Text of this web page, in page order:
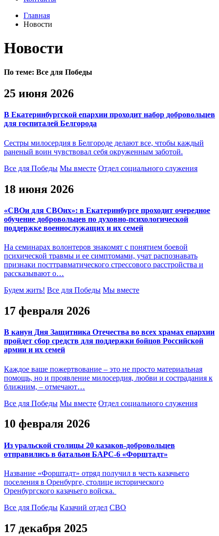
Главная
Новости
Новости
По теме: Все для Победы
25 июня 2026
В Екатеринбургской епархии проходит набор добровольцев
для госпиталей Белгорода
Сестры милосердия в Белгороде делают все, чтобы каждый
раненый воин чувствовал себя окруженным заботой.
Все для Победы Мы вместе Отдел социального служения
18 июня 2026
«СВОи для СВОих»: в Екатеринбурге проходит очередное
обучение добровольцев по духовно-психологической
поддержке военнослужащих и их семей
На семинарах волонтеров знакомят с понятием боевой
психической травмы и ее симптомами, учат распознавать
признаки посттравматического стрессового расстройства и
рассказывают о…
Будем жить! Все для Победы Мы вместе
17 февраля 2026
В канун Дня Защитника Отечества во всех храмах епархии
пройдет сбор средств для поддержки бойцов Российской
армии и их семей
Каждое ваше пожертвование – это не просто материальная
помощь, но и проявление милосердия, любви и сострадания к
ближним, – отмечают…
Все для Победы Мы вместе Отдел социального служения
10 февраля 2026
Из уральской столицы 20 казаков-добровольцев
отправились в батальон БАРС-6 «Форштадт»
Название «Форштадт» отряд получил в честь казачьего
поселения в Оренбурге, столице исторического
Оренбургского казачьего войска.
Все для Победы Казачий отдел СВО
17 декабря 2025